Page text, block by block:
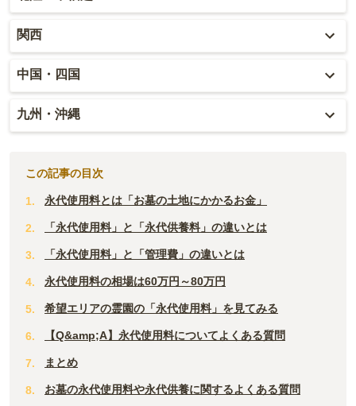
岩手
山形
宮城
千葉
茨城
栃木
岐阜
三重
富山
石川
山梨
新潟
長野
関西
大阪
兵庫
滋賀
和歌山
中国・四国
岡山
鳥取
山口
香川
高知
徳島
九州・沖縄
佐賀
鹿児島
この記事の目次
永代使用料とは「お墓の土地にかかるお金」
「永代使用料」と「永代供養料」の違いとは
「永代使用料」と「管理費」の違いとは
永代使用料の相場は60万円～80万円
希望エリアの霊園の「永代使用料」を見てみる
【Q&amp;A】永代使用料についてよくある質問
まとめ
お墓の永代使用料や永代供養に関するよくある質問